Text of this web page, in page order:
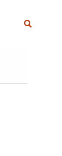
Cerca